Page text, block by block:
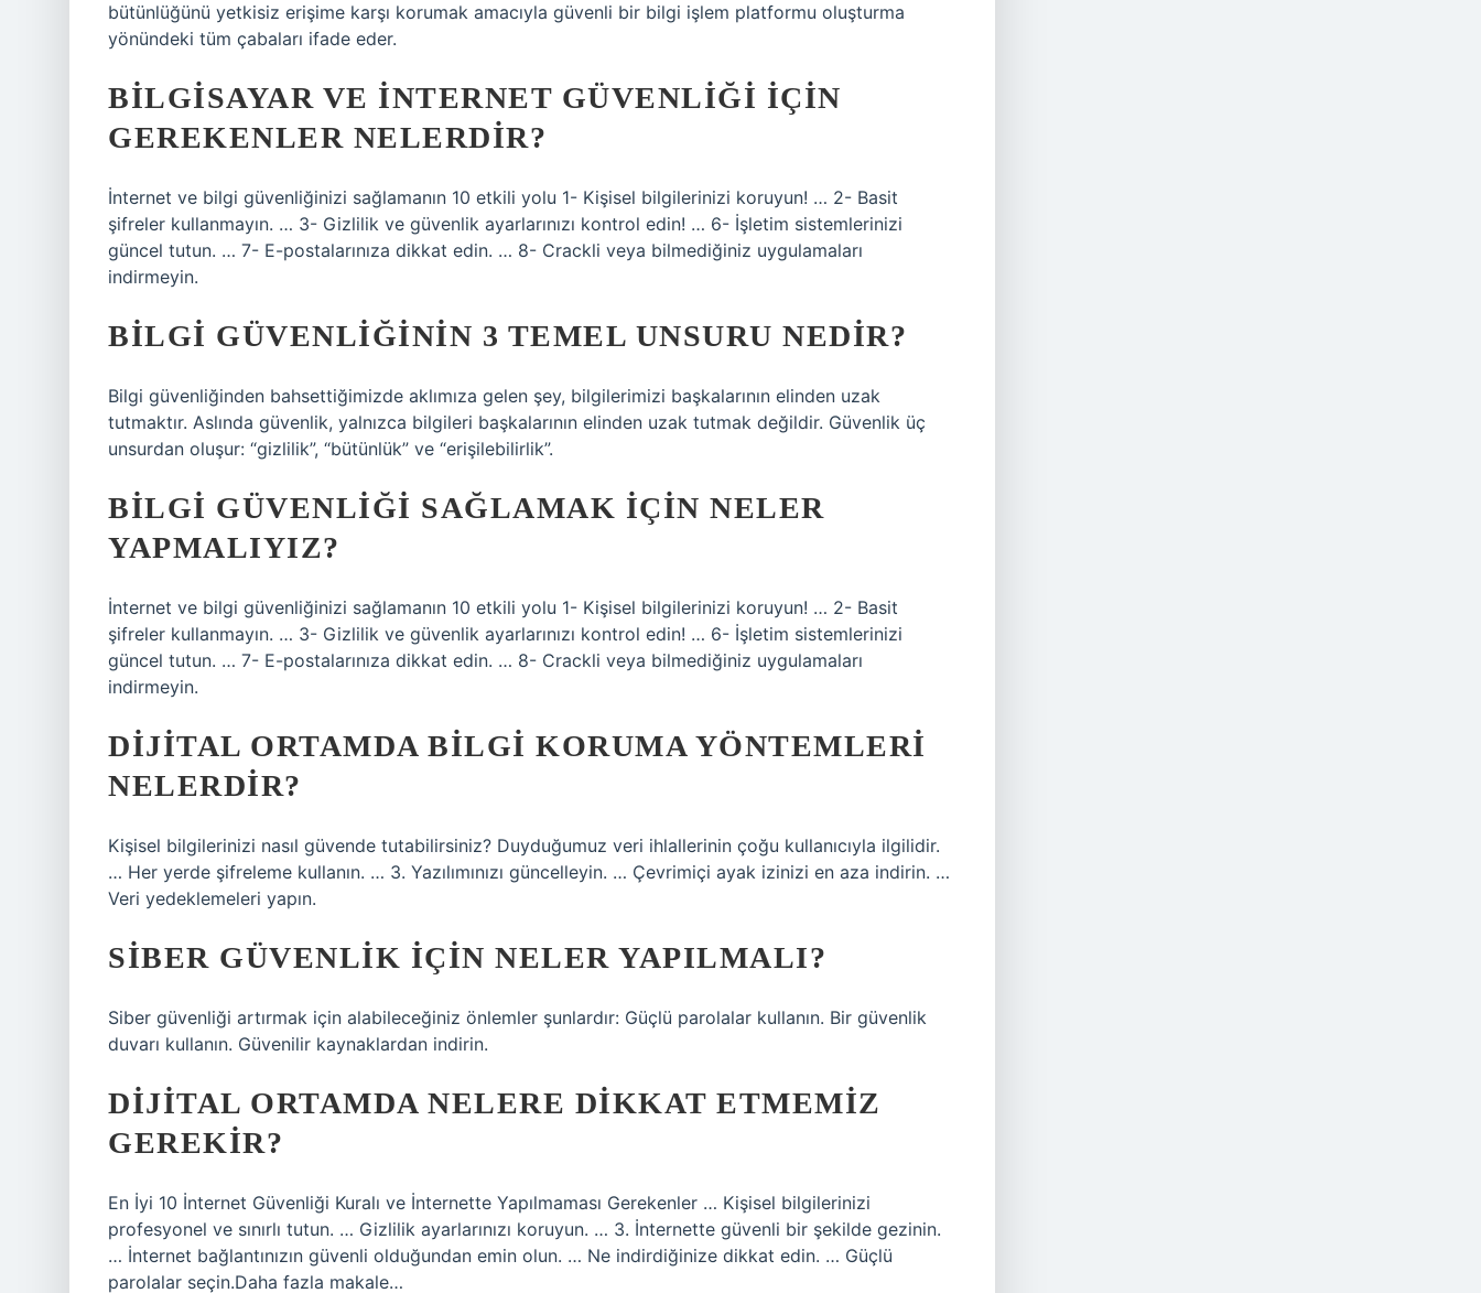
bütünlüğünü yetkisiz erişime karşı korumak amacıyla güvenli bir bilgi işlem platformu oluşturma
yönündeki tüm çabaları ifade eder.
BILGISAYAR VE INTERNET GÜVENLIĞI IÇIN
GEREKENLER NELERDIR?
İnternet ve bilgi güvenliğinizi sağlamanın 10 etkili yolu 1- Kişisel bilgilerinizi koruyun! … 2- Basit
şifreler kullanmayın. … 3- Gizlilik ve güvenlik ayarlarınızı kontrol edin! … 6- İşletim sistemlerinizi
güncel tutun. … 7- E-postalarınıza dikkat edin. … 8- Crackli veya bilmediğiniz uygulamaları
indirmeyin.
BILGI GÜVENLIĞININ 3 TEMEL UNSURU NEDIR?
Bilgi güvenliğinden bahsettiğimizde aklımıza gelen şey, bilgilerimizi başkalarının elinden uzak
tutmaktır. Aslında güvenlik, yalnızca bilgileri başkalarının elinden uzak tutmak değildir. Güvenlik üç
unsurdan oluşur: “gizlilik”, “bütünlük” ve “erişilebilirlik”.
BILGI GÜVENLIĞI SAĞLAMAK IÇIN NELER
YAPMALIYIZ?
İnternet ve bilgi güvenliğinizi sağlamanın 10 etkili yolu 1- Kişisel bilgilerinizi koruyun! … 2- Basit
şifreler kullanmayın. … 3- Gizlilik ve güvenlik ayarlarınızı kontrol edin! … 6- İşletim sistemlerinizi
güncel tutun. … 7- E-postalarınıza dikkat edin. … 8- Crackli veya bilmediğiniz uygulamaları
indirmeyin.
DIJITAL ORTAMDA BILGI KORUMA YÖNTEMLERI
NELERDIR?
Kişisel bilgilerinizi nasıl güvende tutabilirsiniz? Duyduğumuz veri ihlallerinin çoğu kullanıcıyla ilgilidir.
… Her yerde şifreleme kullanın. … 3. Yazılımınızı güncelleyin. … Çevrimiçi ayak izinizi en aza indirin. …
Veri yedeklemeleri yapın.
SIBER GÜVENLIK IÇIN NELER YAPILMALI?
Siber güvenliği artırmak için alabileceğiniz önlemler şunlardır: Güçlü parolalar kullanın. Bir güvenlik
duvarı kullanın. Güvenilir kaynaklardan indirin.
DIJITAL ORTAMDA NELERE DIKKAT ETMEMIZ
GEREKIR?
En İyi 10 İnternet Güvenliği Kuralı ve İnternette Yapılmaması Gerekenler … Kişisel bilgilerinizi
profesyonel ve sınırlı tutun. … Gizlilik ayarlarınızı koruyun. … 3. İnternette güvenli bir şekilde gezinin.
… İnternet bağlantınızın güvenli olduğundan emin olun. … Ne indirdiğinize dikkat edin. … Güçlü
parolalar seçin.Daha fazla makale…